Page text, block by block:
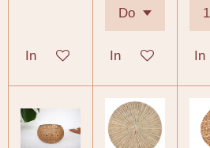
In winkelwagenIn winkelwagenIn